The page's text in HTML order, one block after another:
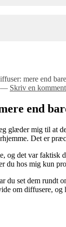
mere end
— Skriv en
end
glæder mig til at
Det er
og det var faktisk
hos mig kun
du set dem
om diffusere,